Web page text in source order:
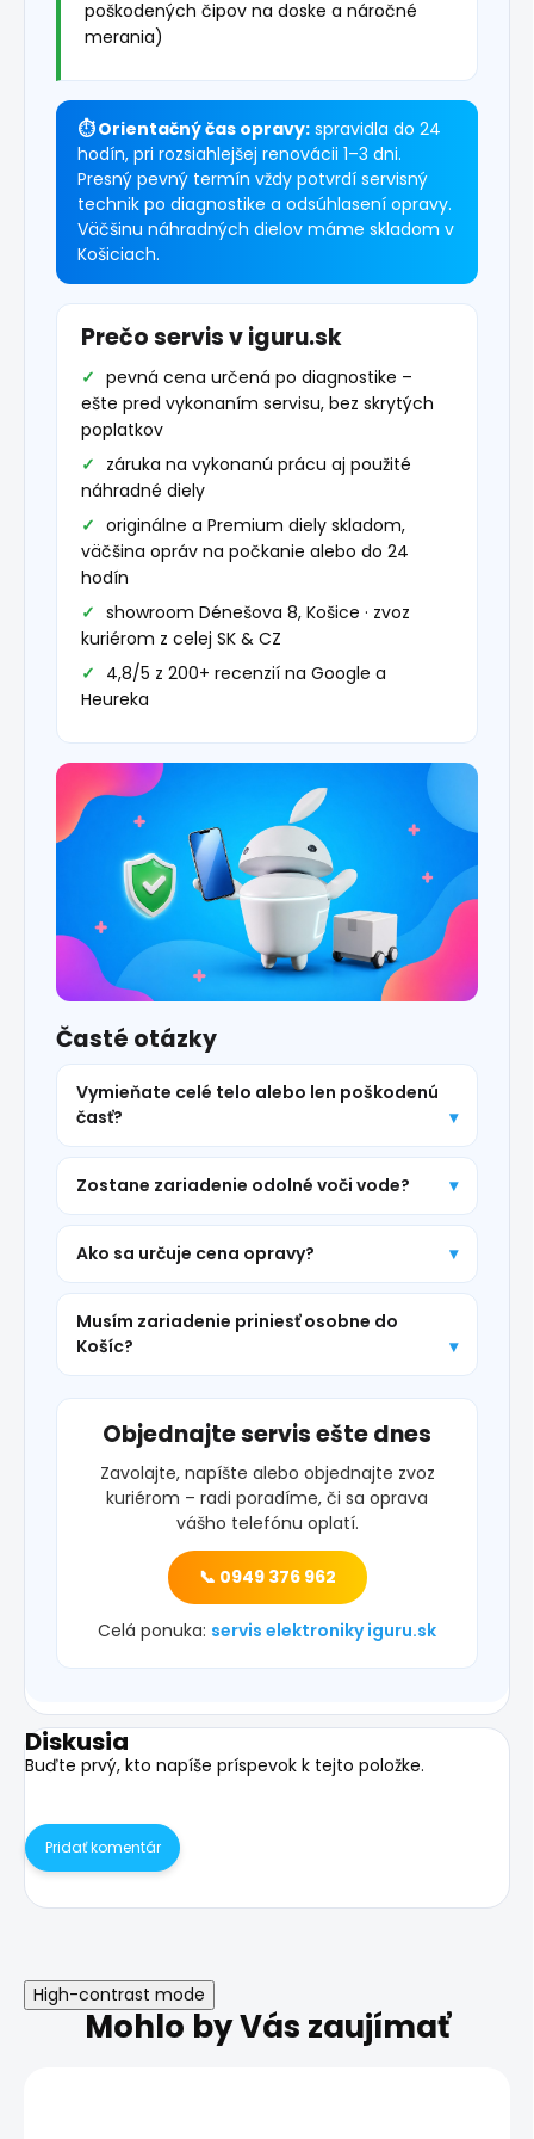
poškodených čipov na doske a náročné
merania)
⏱ Orientačný čas opravy: spravidla do 24
hodín, pri rozsiahlejšej renovácii 1–3 dni.
Presný pevný termín vždy potvrdí servisný
technik po diagnostike a odsúhlasení opravy.
Väčšinu náhradných dielov máme skladom v
Košiciach.
Prečo servis v iguru.sk
pevná cena určená po diagnostike –
ešte pred vykonaním servisu, bez skrytých
poplatkov
záruka na vykonanú prácu aj použité
náhradné diely
originálne a Premium diely skladom,
väčšina opráv na počkanie alebo do 24
hodín
showroom Dénešova 8, Košice · zvoz
kuriérom z celej SK & CZ
4,8/5 z 200+ recenzií na Google a
Heureka
Časté otázky
Vymieňate celé telo alebo len poškodenú
časť?
Zostane zariadenie odolné voči vode?
Ako sa určuje cena opravy?
Musím zariadenie priniesť osobne do
Košíc?
Objednajte servis ešte dnes
Zavolajte, napíšte alebo objednajte zvoz
kuriérom – radi poradíme, či sa oprava
vášho telefónu oplatí.
📞 0949 376 962
Celá ponuka: servis elektroniky iguru.sk
Diskusia
Buďte prvý, kto napíše príspevok k tejto položke.
Pridať komentár
High-contrast mode
Mohlo by Vás zaujímať